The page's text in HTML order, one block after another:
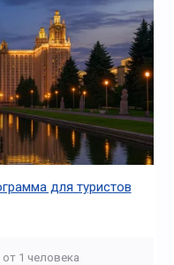
для туристов
от 1 человека